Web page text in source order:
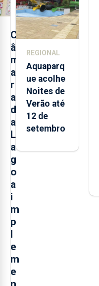
C
â
m
a
r
a
d
a
L
a
g
o
a
i
m
p
l
e
m
e
2021 e
2025 nos
Açores
REGIONAL
Aquaparq
ue acolhe
Noites de
Verão até
12 de
setembro